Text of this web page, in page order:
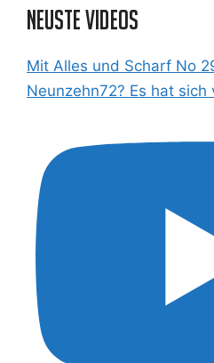
Neuste Videos
Mit Alles und Scharf No
Neunzehn72? Es hat sich